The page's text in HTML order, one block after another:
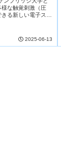
な触覚刺激（圧
る新しい電子スキ
2025-06-13